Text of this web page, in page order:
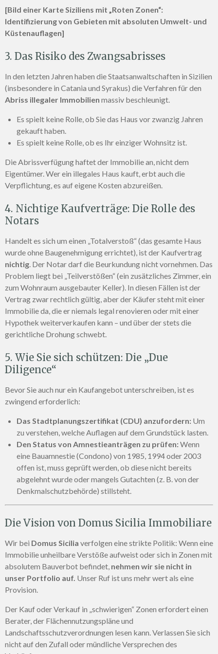
[Bild einer Karte Siziliens mit „Roten Zonen“:
Identifizierung von Gebieten mit absoluten Umwelt- und
Küstenauflagen]
3. Das Risiko des Zwangsabrisses
In den letzten Jahren haben die Staatsanwaltschaften in Sizilien
(insbesondere in Catania und Syrakus) die Verfahren für den
Abriss illegaler Immobilien massiv beschleunigt.
Es spielt keine Rolle, ob Sie das Haus vor zwanzig Jahren
gekauft haben.
Es spielt keine Rolle, ob es Ihr einziger Wohnsitz ist.
Die Abrissverfügung haftet der Immobilie an, nicht dem
Eigentümer. Wer ein illegales Haus kauft, erbt auch die
Verpflichtung, es auf eigene Kosten abzureißen.
4. Nichtige Kaufverträge: Die Rolle des
Notars
Handelt es sich um einen „Totalverstoß“ (das gesamte Haus
wurde ohne Baugenehmigung errichtet), ist der Kaufvertrag
nichtig. Der Notar darf die Beurkundung nicht vornehmen. Das
Problem liegt bei „Teilverstößen“ (ein zusätzliches Zimmer, ein
zum Wohnraum ausgebauter Keller). In diesen Fällen ist der
Vertrag zwar rechtlich gültig, aber der Käufer steht mit einer
Immobilie da, die er niemals legal renovieren oder mit einer
Hypothek weiterverkaufen kann – und über der stets die
gerichtliche Drohung schwebt.
5. Wie Sie sich schützen: Die „Due
Diligence“
Bevor Sie auch nur ein Kaufangebot unterschreiben, ist es
zwingend erforderlich:
Das Stadtplanungszertifikat (CDU) anzufordern: Um
zu verstehen, welche Auflagen auf dem Grundstück lasten.
Den Status von Amnestieanträgen zu prüfen:Wenn
eine Bauamnestie (Condono) von 1985, 1994 oder 2003
offen ist, muss geprüft werden, ob diese nicht bereits
abgelehnt wurde oder mangels Gutachten (z. B. von der
Denkmalschutzbehörde) stillsteht.
Die Vision von Domus Sicilia Immobiliare
Wir bei Domus Sicilia verfolgen eine strikte Politik: Wenn eine
Immobilie unheilbare Verstöße aufweist oder sich in Zonen mit
absolutem Bauverbot befindet, nehmen wir sie nicht in
unser Portfolio auf. Unser Ruf ist uns mehr wert als eine
Provision.
Der Kauf oder Verkauf in „schwierigen“ Zonen erfordert einen
Berater, der Flächennutzungspläne und
Landschaftsschutzverordnungen lesen kann. Verlassen Sie sich
nicht auf den Zufall oder mündliche Versprechen des